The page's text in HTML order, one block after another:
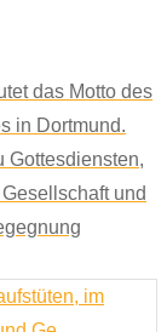
das Motto des
in Dortmund.
Gottesdiensten,
und